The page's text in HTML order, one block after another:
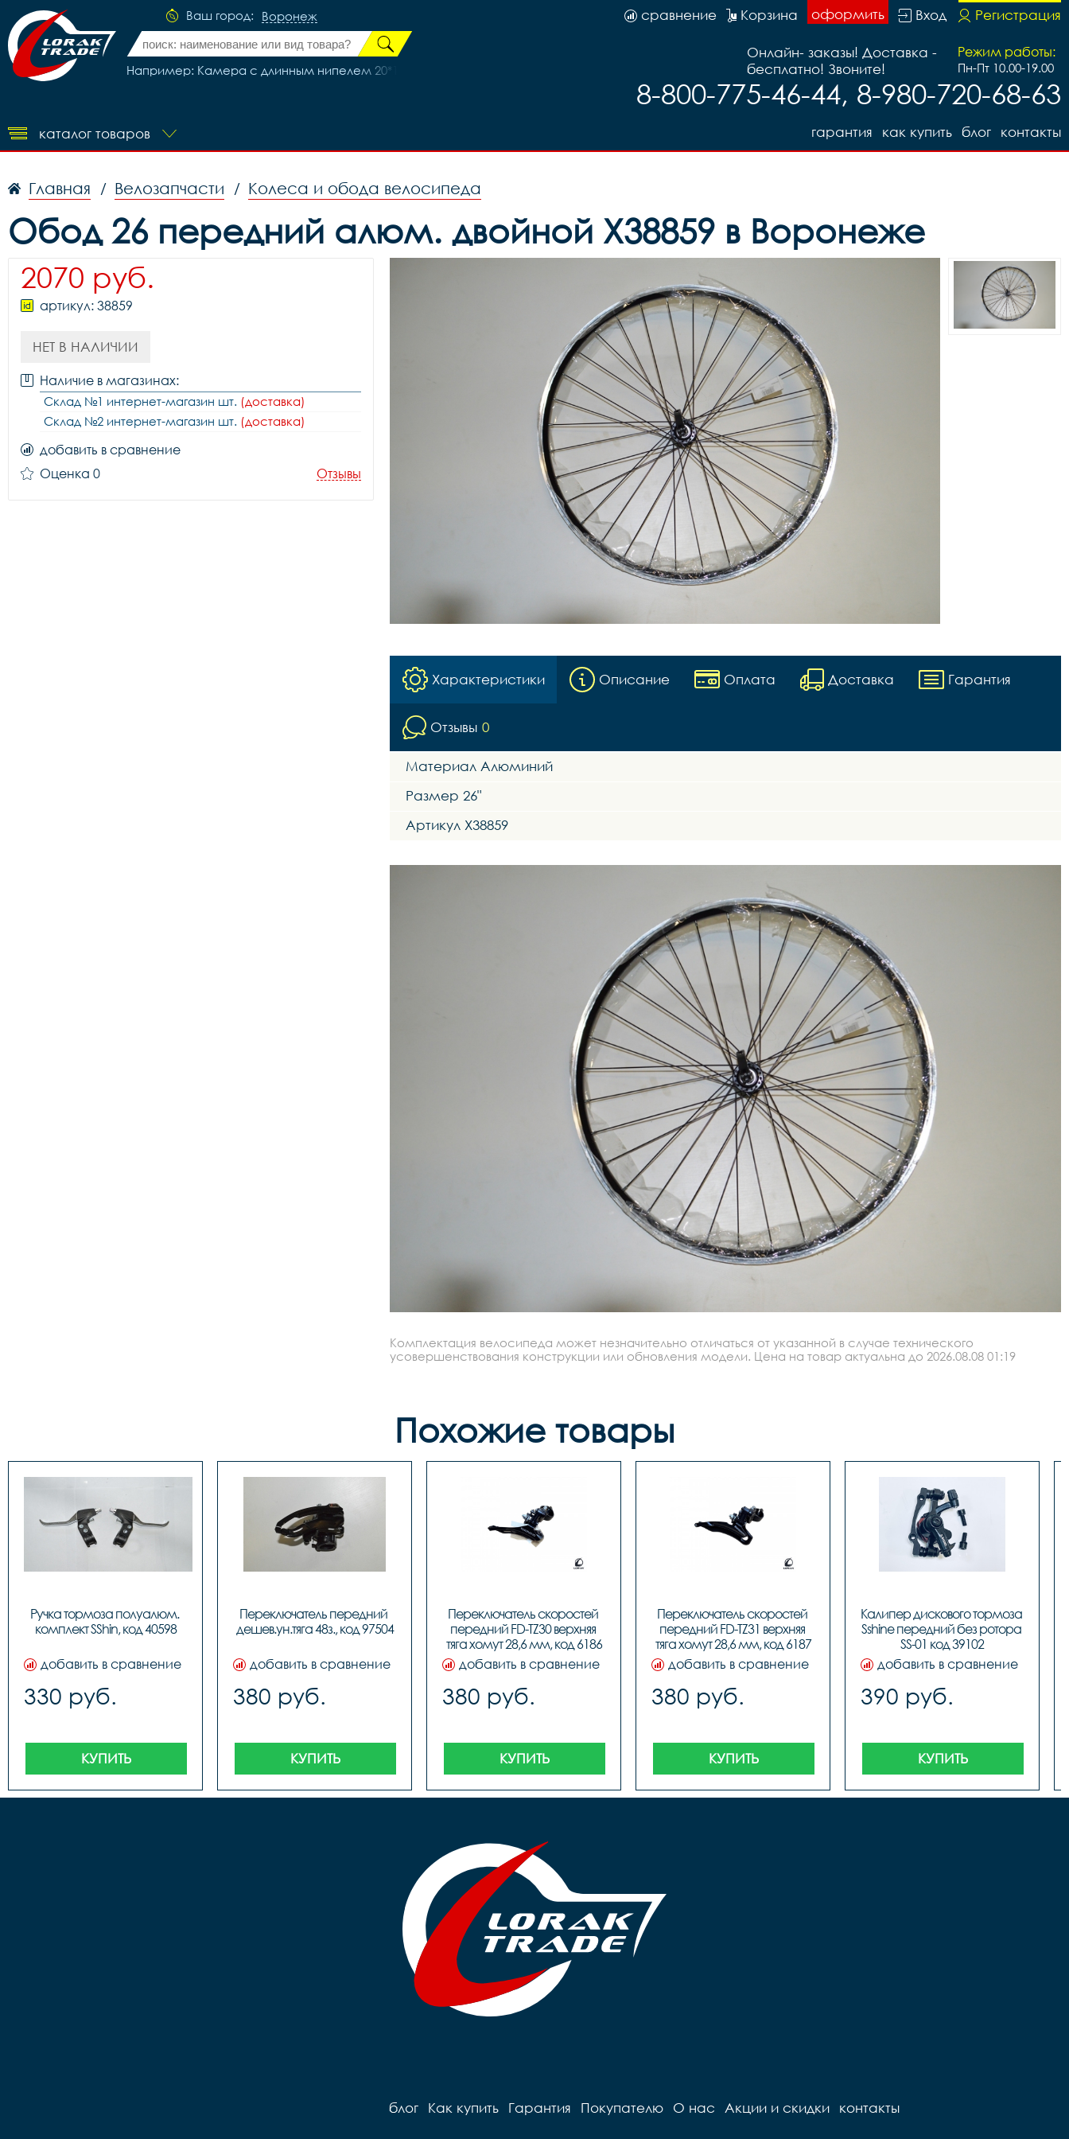
Ваш город: Воронеж
Например: Камера с длинным нипелем 20*1.95/2.125, код 50220kam
Регистрация
Вход
оформить
Корзина
сравнение
Режим работы:
Пн-Пт 10.00-19.00
Онлайн- заказы! Доставка -
бесплатно! Звоните!
8-800-775-46-44, 8-980-720-68-63
каталог товаров контакты
блог
как купить
гарантия
Главная / Велозапчасти / Колеса и обода велосипеда
Обод 26 передний алюм. двойной Х38859 в Воронеже
2070 руб.
артикул: 38859
НЕТ В НАЛИЧИИ
Наличие в магазинах:
Склад №1 интернет-магазин шт. (доставка)
Склад №2 интернет-магазин шт. (доставка)
добавить в сравнение
Оценка 0
Отзывы
Характеристики Описание Оплата Доставка Гарантия
Отзывы 0
Материал Алюминий
Размер 26"
Артикул Х38859
Комплектация велосипеда может незначительно отличаться от указанной в случае технического
усовершенствования конструкции или обновления модели. Цена на товар актуальна до 2026.08.08 01:19
Похожие товары
Ручка тормоза полуалюм.
комплект SShin, код 40598
добавить в сравнение
330 руб.
КУПИТЬ
Переключатель передний
дешев.ун.тяга 48з., код 97504
добавить в сравнение
380 руб.
КУПИТЬ
Переключатель скоростей
передний FD-TZ30 верхняя
тяга хомут 28,6 мм, код 6186
добавить в сравнение
380 руб.
КУПИТЬ
Переключатель скоростей
передний FD-TZ31 верхняя
тяга хомут 28,6 мм, код 6187
добавить в сравнение
380 руб.
КУПИТЬ
Калипер дискового тормоза
Sshine передний без ротора
SS-01 код 39102
добавить в сравнение
390 руб.
КУПИТЬ
блог Как купить Гарантия Покупателю О нас Акции и скидки контакты